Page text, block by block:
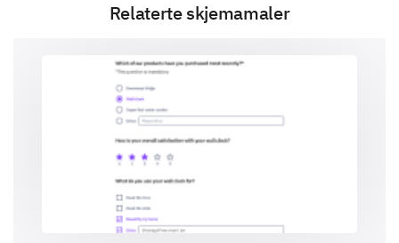
Manglende kunnskap
Løste ikke problemet
Relaterte skjemamaler